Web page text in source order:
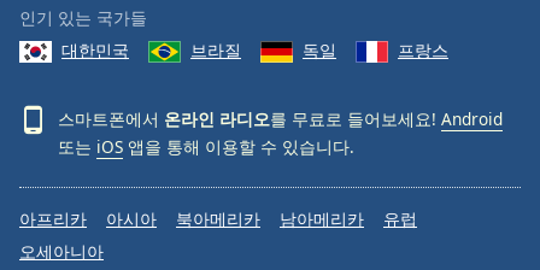
인기 있는 국가들
대한민국
브라질 독일 프랑스
스마트폰에서 온라인 라디오를 무료로 들어보세요! Android
또는 iOS 앱을 통해 이용할 수 있습니다.
아프리카 아시아 북아메리카 남아메리카
유럽
오세아니아